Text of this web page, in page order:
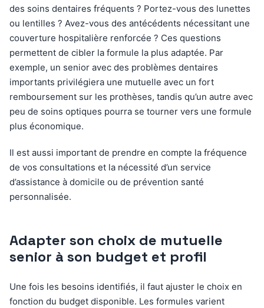
des soins dentaires fréquents ? Portez-vous des lunettes
ou lentilles ? Avez-vous des antécédents nécessitant une
couverture hospitalière renforcée ? Ces questions
permettent de cibler la formule la plus adaptée. Par
exemple, un senior avec des problèmes dentaires
importants privilégiera une mutuelle avec un fort
remboursement sur les prothèses, tandis qu’un autre avec
peu de soins optiques pourra se tourner vers une formule
plus économique.
Il est aussi important de prendre en compte la fréquence
de vos consultations et la nécessité d’un service
d’assistance à domicile ou de prévention santé
personnalisée.
Adapter son choix de mutuelle
senior à son budget et profil
Une fois les besoins identifiés, il faut ajuster le choix en
fonction du budget disponible. Les formules varient